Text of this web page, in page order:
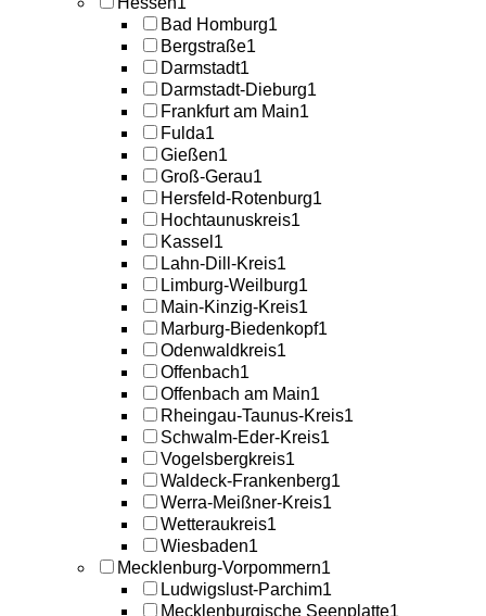
Bad Homburg1
Bergstraße1
Darmstadt1
Darmstadt-Dieburg1
Frankfurt am Main1
Fulda1
Gießen1
Groß-Gerau1
Hersfeld-Rotenburg1
Hochtaunuskreis1
Kassel 1
Lahn-Dill-Kreis1
Limburg-Weilburg1
Main-Kinzig-Kreis1
Marburg-Biedenkopf1
Odenwaldkreis1
Offenbach1
Offenbach am Main1
Rheingau-Taunus-Kreis1
Schwalm-Eder-Kreis1
Vogelsbergkreis1
Waldeck-Frankenberg1
Werra-Meißner-Kreis1
Wetteraukreis1
Wiesbaden1
Mecklenburg-Vorpommern1
Ludwigslust-Parchim1
Mecklenburgische Seenplatte1